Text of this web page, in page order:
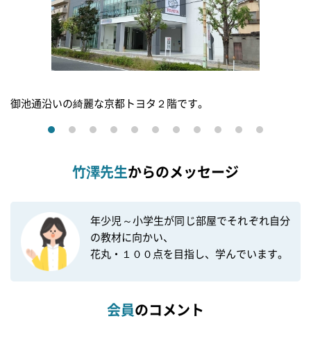
御池通沿いの綺麗な京都トヨタ２階です。
竹澤先生からのメッセージ
年少児～小学生が同じ部屋でそれぞれ自分
の教材に向かい、
会員のコメント